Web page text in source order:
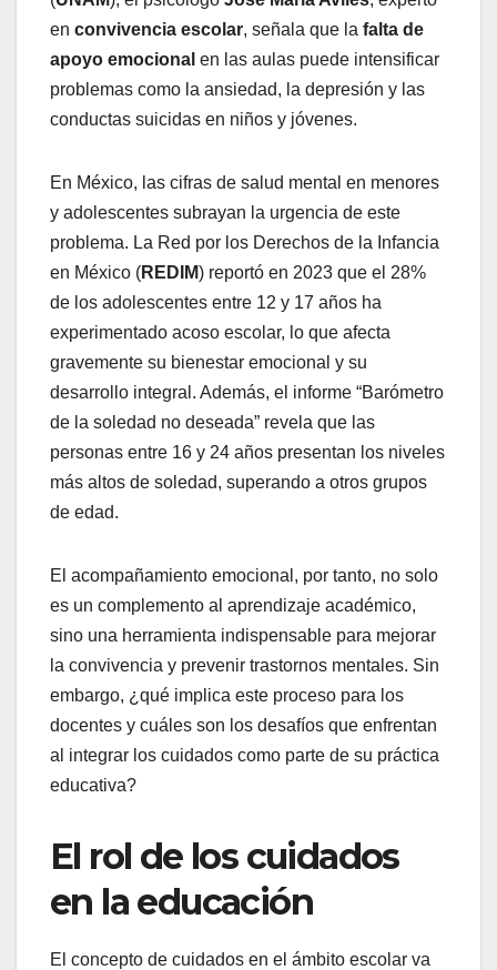
en convivencia escolar, señala que la falta de
apoyo emocional en las aulas puede intensificar
problemas como la ansiedad, la depresión y las
conductas suicidas en niños y jóvenes.
En México, las cifras de salud mental en menores
y adolescentes subrayan la urgencia de este
problema. La Red por los Derechos de la Infancia
en México (REDIM) reportó en 2023 que el 28%
de los adolescentes entre 12 y 17 años ha
experimentado acoso escolar, lo que afecta
gravemente su bienestar emocional y su
desarrollo integral. Además, el informe “Barómetro
de la soledad no deseada” revela que las
personas entre 16 y 24 años presentan los niveles
más altos de soledad, superando a otros grupos
de edad.
El acompañamiento emocional, por tanto, no solo
es un complemento al aprendizaje académico,
sino una herramienta indispensable para mejorar
la convivencia y prevenir trastornos mentales. Sin
embargo, ¿qué implica este proceso para los
docentes y cuáles son los desafíos que enfrentan
al integrar los cuidados como parte de su práctica
educativa?
El rol de los cuidados
en la educación
El concepto de cuidados en el ámbito escolar va